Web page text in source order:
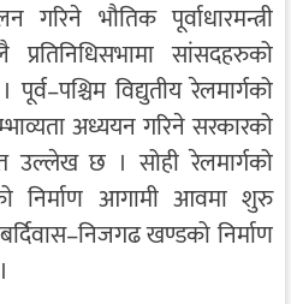
भौतिक पूर्वाधारमन्त्री
सांसदहरुको
विद्युतीय रेलमार्गको
अध्ययन गरिने सरकारको
उल्लेख छ । सोही रेलमार्गको
निर्माण आगामी आवमा शुरु
खण्डको निर्माण